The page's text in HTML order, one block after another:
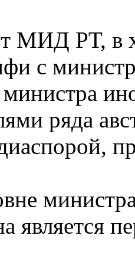
МИД РТ, в
с
министра
ряда
является